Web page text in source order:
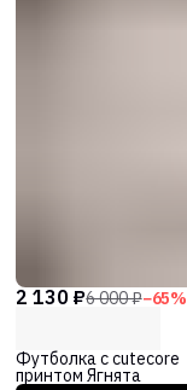
2 130 ₽6 000 ₽−65%
Футболка с cutecore
принтом Ягнята